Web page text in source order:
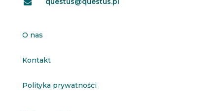

O nas
Kontakt
Polityka prywatności